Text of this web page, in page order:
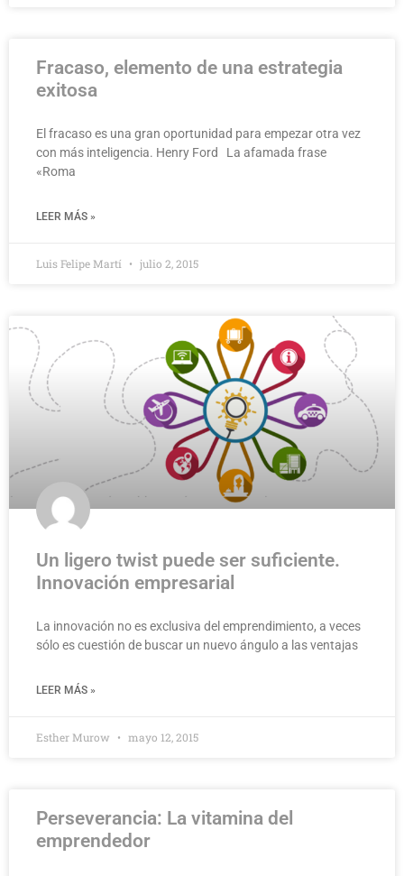
Fracaso, elemento de una estrategia
exitosa
El fracaso es una gran oportunidad para empezar otra vez
con más inteligencia. Henry Ford La afamada frase
«Roma
LEER MÁS »
Luis Felipe Martí julio 2, 2015
Un ligero twist puede ser suficiente.
Innovación empresarial
La innovación no es exclusiva del emprendimiento, a veces
sólo es cuestión de buscar un nuevo ángulo a las ventajas
LEER MÁS »
Esther Murow mayo 12, 2015
Perseverancia: La vitamina del
emprendedor